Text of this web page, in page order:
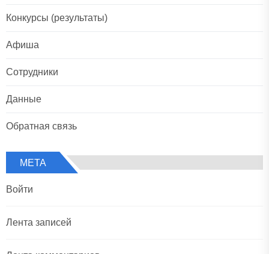
Конкурсы (результаты)
Афиша
Сотрудники
Данные
Обратная связь
МЕТА
Войти
Лента записей